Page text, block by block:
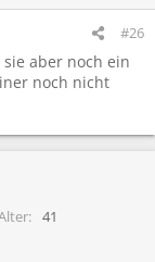
#26
aber noch ein
noch nicht
41